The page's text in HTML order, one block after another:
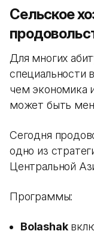
Сельское
Для многих
специальности
чем экономика
может быть
Сегодня
одно из
Центральной
Программы:
Bolashak